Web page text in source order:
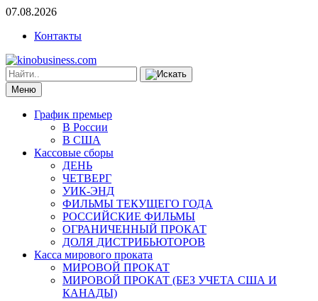
07.08.2026
Контакты
Меню
График премьер
В России
В США
Кассовые сборы
ДЕНЬ
ЧЕТВЕРГ
УИК-ЭНД
ФИЛЬМЫ ТЕКУЩЕГО ГОДА
РОССИЙСКИЕ ФИЛЬМЫ
ОГРАНИЧЕННЫЙ ПРОКАТ
ДОЛЯ ДИСТРИБЬЮТОРОВ
Касса мирового проката
МИРОВОЙ ПРОКАТ
МИРОВОЙ ПРОКАТ (БЕЗ УЧЕТА США И
КАНАДЫ)